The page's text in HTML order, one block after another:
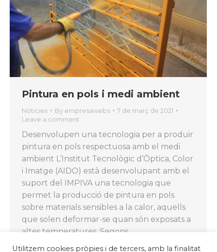
Pintura en pols i medi ambient
Noticies By empresawebs
7 de març de 2021
Leave a comment
Desenvolupen una tecnologia per a produir
pintura en pols respectuosa amb el medi
ambient L’Institut Tecnològic d’Òptica, Color
i Imatge (AIDO) està desenvolupant amb el
suport del IMPIVA una tecnologia que
permet la producció de pintura en pols
sobre materials sensibles a la calor, aquells
que solen deformar-se quan són exposats a
altes temperatures. Segons…
Utilitzem cookies pròpies i de tercers, amb la finalitat